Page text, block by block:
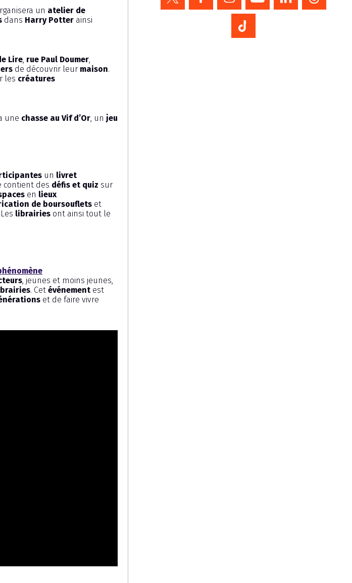
un atelier de
dans Harry Potter ainsi
Lire, rue Paul Doumer,
de découvrir leur maison.
les créatures
une chasse au Vif d’Or, un jeu
un livret
contient des défis et quiz sur
en lieux
de boursouflets et
librairies ont ainsi tout le
, jeunes et moins jeunes,
. Cet événement est
et de faire vivre